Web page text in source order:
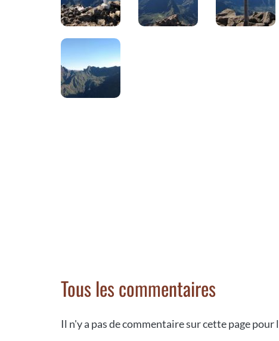
Tous les commentaires
Il n'y a pas de commentaire sur cette page pour